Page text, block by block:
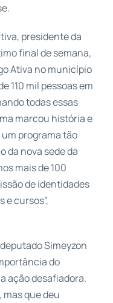
presidente da
final de semana,
Ativa no município
110 mil pessoas em
todas essas
marcou história e
programa tão
da nova sede da
mais de 100
de identidades
e cursos”,
Simeyzon
do
ação desafiadora.
mas que deu